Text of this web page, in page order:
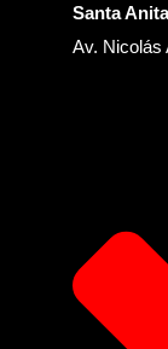
Santa Anita
Av. Nicolás